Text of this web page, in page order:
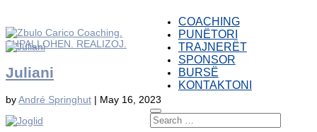
COACHING
PUNËTORI
TRAJNERËT
SPONSOR
BURSË
KONTAKTONI
Juliani
byAndré Springhut | May 16, 2023